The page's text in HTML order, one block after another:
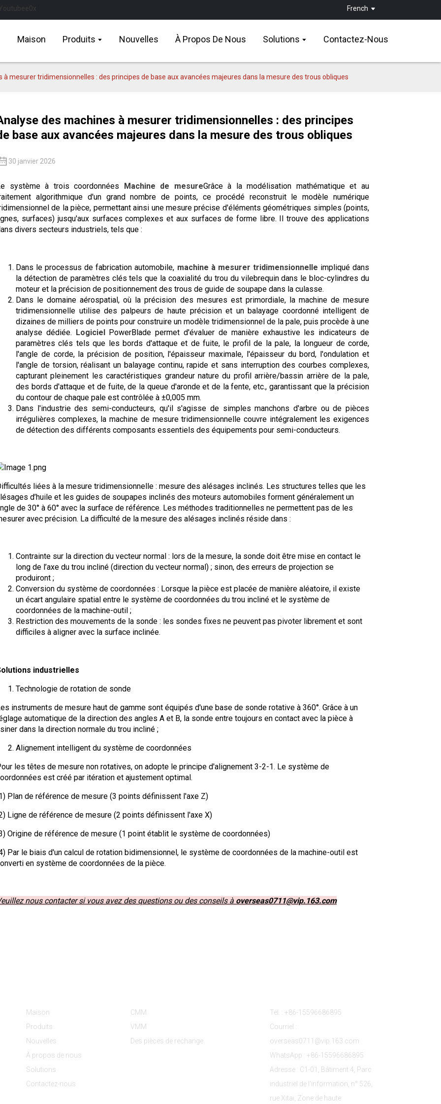
French
Maison Produits Nouvelles À Propos De Nous Solutions Contactez-Nous
à mesurer tridimensionnelles : des principes de base aux avancées majeures dans la mesure des trous obliques
des machines à mesurer tridimensionnelles : des principes
base aux avancées majeures dans la mesure des trous obliques
30 janvier 2026
système à trois coordonnées Machine de mesureGrâce à la modélisation mathématique et au
algorithmique d'un grand nombre de points, ce procédé reconstruit le modèle numérique
de la pièce, permettant ainsi une mesure précise d'éléments géométriques simples (points,
surfaces) jusqu'aux surfaces complexes et aux surfaces de forme libre. Il trouve des applications
divers secteurs industriels, tels que :
Dans le processus de fabrication automobile, machine à mesurer tridimensionnelle impliqué dans
la détection de paramètres clés tels que la coaxialité du trou du vilebrequin dans le bloc-cylindres du
moteur et la précision de positionnement des trous de guide de soupape dans la culasse.
Dans le domaine aérospatial, où la précision des mesures est primordiale, la machine de mesure
tridimensionnelle utilise des palpeurs de haute précision et un balayage coordonné intelligent de
dizaines de milliers de points pour construire un modèle tridimensionnel de la pale, puis procède à une
analyse dédiée. LogicielPowerBlade permet d'évaluer de manière exhaustive les indicateurs de
paramètres clés tels que les bords d'attaque et de fuite, le profil de la pale, la longueur de corde,
l'angle de corde, la précision de position, l'épaisseur maximale, l'épaisseur du bord, l'ondulation et
l'angle de torsion, réalisant un balayage continu, rapide et sans interruption des courbes complexes,
capturant pleinement les caractéristiques grandeur nature du profil arrière/bassin arrière de la pale,
des bords d'attaque et de fuite, de la queue d'aronde et de la fente, etc., garantissant que la précision
du contour de chaque pale est contrôlée à ±0,005 mm.
Dans l'industrie des semi-conducteurs, qu'il s'agisse de simples manchons d'arbre ou de pièces
irrégulières complexes, la machine de mesure tridimensionnelle couvre intégralement les exigences
de détection des différents composants essentiels des équipements pour semi-conducteurs.
liées à la mesure tridimensionnelle : mesure des alésages inclinés. Les structures telles que les
d’huile et les guides de soupapes inclinés des moteurs automobiles forment généralement un
de 30° à 60° avec la surface de référence. Les méthodes traditionnelles ne permettent pas de les
avec précision. La difficulté de la mesure des alésages inclinés réside dans :
Contrainte sur la direction du vecteur normal : lors de la mesure, la sonde doit être mise en contact le
long de l’axe du trou incliné (direction du vecteur normal) ; sinon, des erreurs de projection se
produiront ;
Conversion du système de coordonnées : Lorsque la pièce est placée de manière aléatoire, il existe
un écart angulaire spatial entre le système de coordonnées du trou incliné et le système de
coordonnées de la machine-outil ;
Restriction des mouvements de la sonde : les sondes fixes ne peuvent pas pivoter librement et sont
difficiles à aligner avec la surface inclinée.
industrielles
Technologie de rotation de sonde
instruments de mesure haut de gamme sont équipés d'une base de sonde rotative à 360°. Grâce à un
automatique de la direction des angles A et B, la sonde entre toujours en contact avec la pièce à
dans la direction normale du trou incliné ;
Alignement intelligent du système de coordonnées
les têtes de mesure non rotatives, on adopte le principe d'alignement 3-2-1. Le système de
est créé par itération et ajustement optimal.
Plan de référence de mesure (3 points définissent l'axe Z)
Ligne de référence de mesure (2 points définissent l'axe X)
Origine de référence de mesure (1 point établit le système de coordonnées)
Par le biais d'un calcul de rotation bidimensionnel, le système de coordonnées de la machine-outil est
en système de coordonnées de la pièce.
nous contacter si vous avez des questions ou des conseils à overseas0711@vip.163.com
Maison
Produits
Nouvelles
À propos de nous
Solutions
Contactez-nous
CMM
VMM
Des pièces de rechange
Tél. : +86-15596686895
Courriel :
overseas0711@vip.163.com
WhatsApp : +86-15596686895
Adresse : C1-01, Bâtiment 4, Parc
industriel de l'information, n° 526,
rue Xitai, Zone de haute